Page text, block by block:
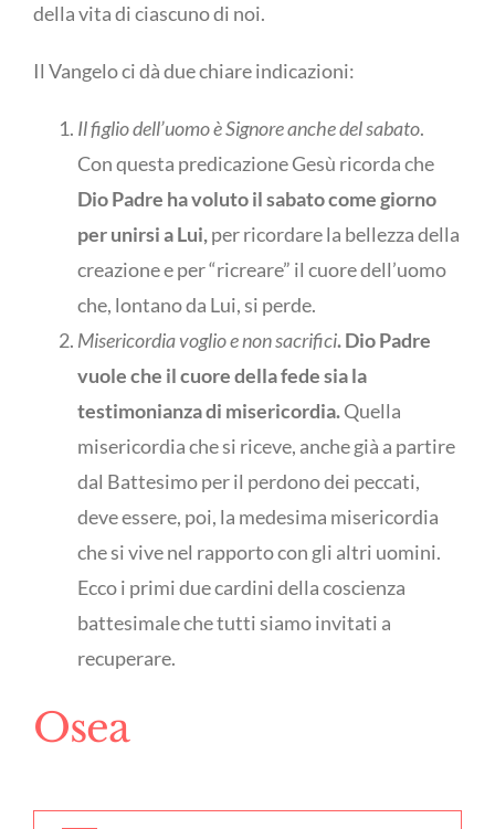
della vita di ciascuno di noi.
Il Vangelo ci dà due chiare indicazioni:
Il figlio dell’uomo è Signore anche del sabato.
Con questa predicazione Gesù ricorda che
Dio Padre ha voluto il sabato come giorno
per unirsi a Lui,per ricordare la bellezza della
creazione e per “ricreare” il cuore dell’uomo
che, lontano da Lui, si perde.
Misericordia voglio e non sacrifici. Dio Padre
vuole che il cuore della fede sia la
testimonianza di misericordia.Quella
misericordia che si riceve, anche già a partire
dal Battesimo per il perdono dei peccati,
deve essere, poi, la medesima misericordia
che si vive nel rapporto con gli altri uomini.
Ecco i primi due cardini della coscienza
battesimale che tutti siamo invitati a
recuperare.
Osea